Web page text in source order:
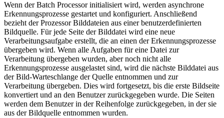
Wenn der Batch Processor initialisiert wird, werden asynchrone
Erkennungsprozesse gestartet und konfiguriert. Anschließend
bezieht der Prozessor Bilddateien aus einer benutzerdefinierten
Bildquelle. Für jede Seite der Bilddatei wird eine neue
Verarbeitungsaufgabe erstellt, die an einen der Erkennungsprozesse
übergeben wird. Wenn alle Aufgaben für eine Datei zur
Verarbeitung übergeben wurden, aber noch nicht alle
Erkennungsprozesse ausgelastet sind, wird die nächste Bilddatei aus
der Bild-Warteschlange der Quelle entnommen und zur
Verarbeitung übergeben. Dies wird fortgesetzt, bis die erste Bildseite
konvertiert und an den Benutzer zurückgegeben wurde. Die Seiten
werden dem Benutzer in der Reihenfolge zurückgegeben, in der sie
aus der Bildquelle entnommen wurden.